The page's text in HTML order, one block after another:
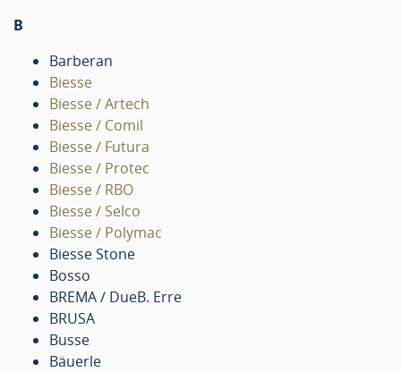
B
Barberan
Biesse
Biesse / Artech
Biesse / Comil
Biesse / Futura
Biesse / Protec
Biesse / RBO
Biesse / Selco
Biesse / Polymac
Biesse Stone
Bosso
BREMA / DueB. Erre
BRUSA
Busse
Bäuerle